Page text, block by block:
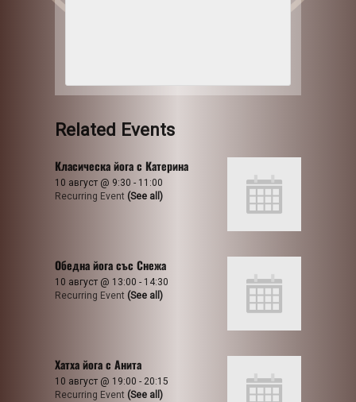
Related Events
Класическа йога с Катерина
10 август @ 9:30 - 11:00
Recurring Event (See all)
Обедна йога със Снежа
10 август @ 13:00 - 14:30
Recurring Event (See all)
Хатха йога с Анита
10 август @ 19:00 - 20:15
Recurring Event (See all)